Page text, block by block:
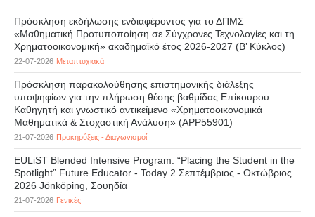
Πρόσκληση εκδήλωσης ενδιαφέροντος για το ΔΠΜΣ
«Μαθηματική Προτυποποίηση σε Σύγχρονες Τεχνολογίες και τη
Χρηματοοικονομική» ακαδημαϊκό έτος 2026-2027 (B’ Kύκλος)
22-07-2026 Μεταπτυχιακά
Πρόσκληση παρακολούθησης επιστημονικής διάλεξης
υποψηφίων για την πλήρωση θέσης βαθμίδας Επίκουρου
Καθηγητή και γνωστικό αντικείμενο «Χρηματοοικονομικά
Μαθηματικά & Στοχαστική Ανάλυση» (APP55901)
21-07-2026 Προκηρύξεις - Διαγωνισμοί
EULiST Blended Intensive Program: “Placing the Student in the
Spotlight” Future Educator - Today 2 Σεπτέμβριος - Οκτώβριος
2026 Jönköping, Σουηδία
21-07-2026 Γενικές